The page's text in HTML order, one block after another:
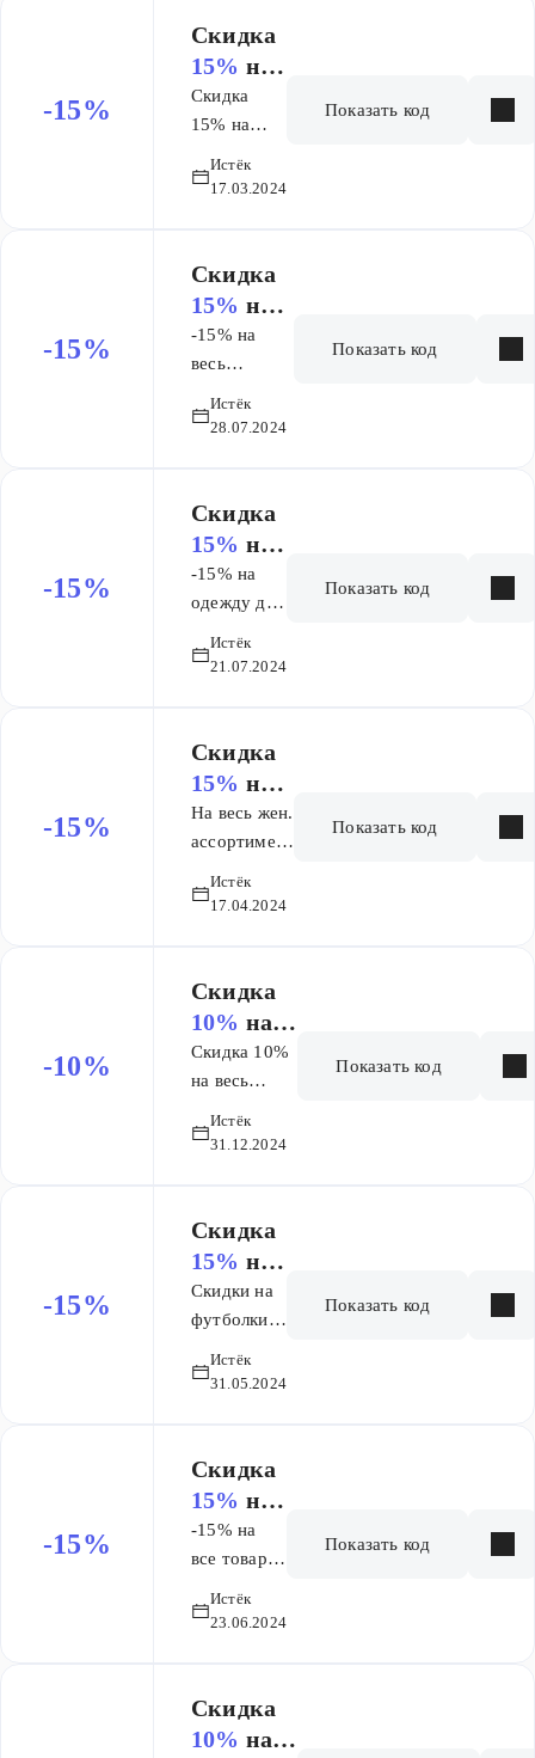
промокоду
от 70 BYN
-15%
Скидка
15% на
платья
от 70
BYN
Скидка
15% на
70 BYN
Истёк
17.03.2024
Показать код
-15%
Скидка
15% на
заказ
-15% на
весь
мужской
цвета по
промокоду
Истёк
28.07.2024
Показать код
-15%
Скидка
15% на
заказ
-15% на
одежду для
промокоду
Истёк
21.07.2024
Показать код
-15%
Скидка
15% на
заказ от
70 BYN.
На весь жен.
ассортимент
белого
Истёк
17.04.2024
Показать код
-10%
Скидка
10% на
заказ
Скидка 10%
на весь
кроме
Истёк
31.12.2024
Показать код
-15%
Скидка
15% на
заказ от
70 BYN.
Скидки на
футболки и
Истёк
31.05.2024
Показать код
-15%
Скидка
15% на
заказ от
70 BYN.
-15% на
все товары
от 70 BYN
Истёк
23.06.2024
Показать код
Скидка
10% на